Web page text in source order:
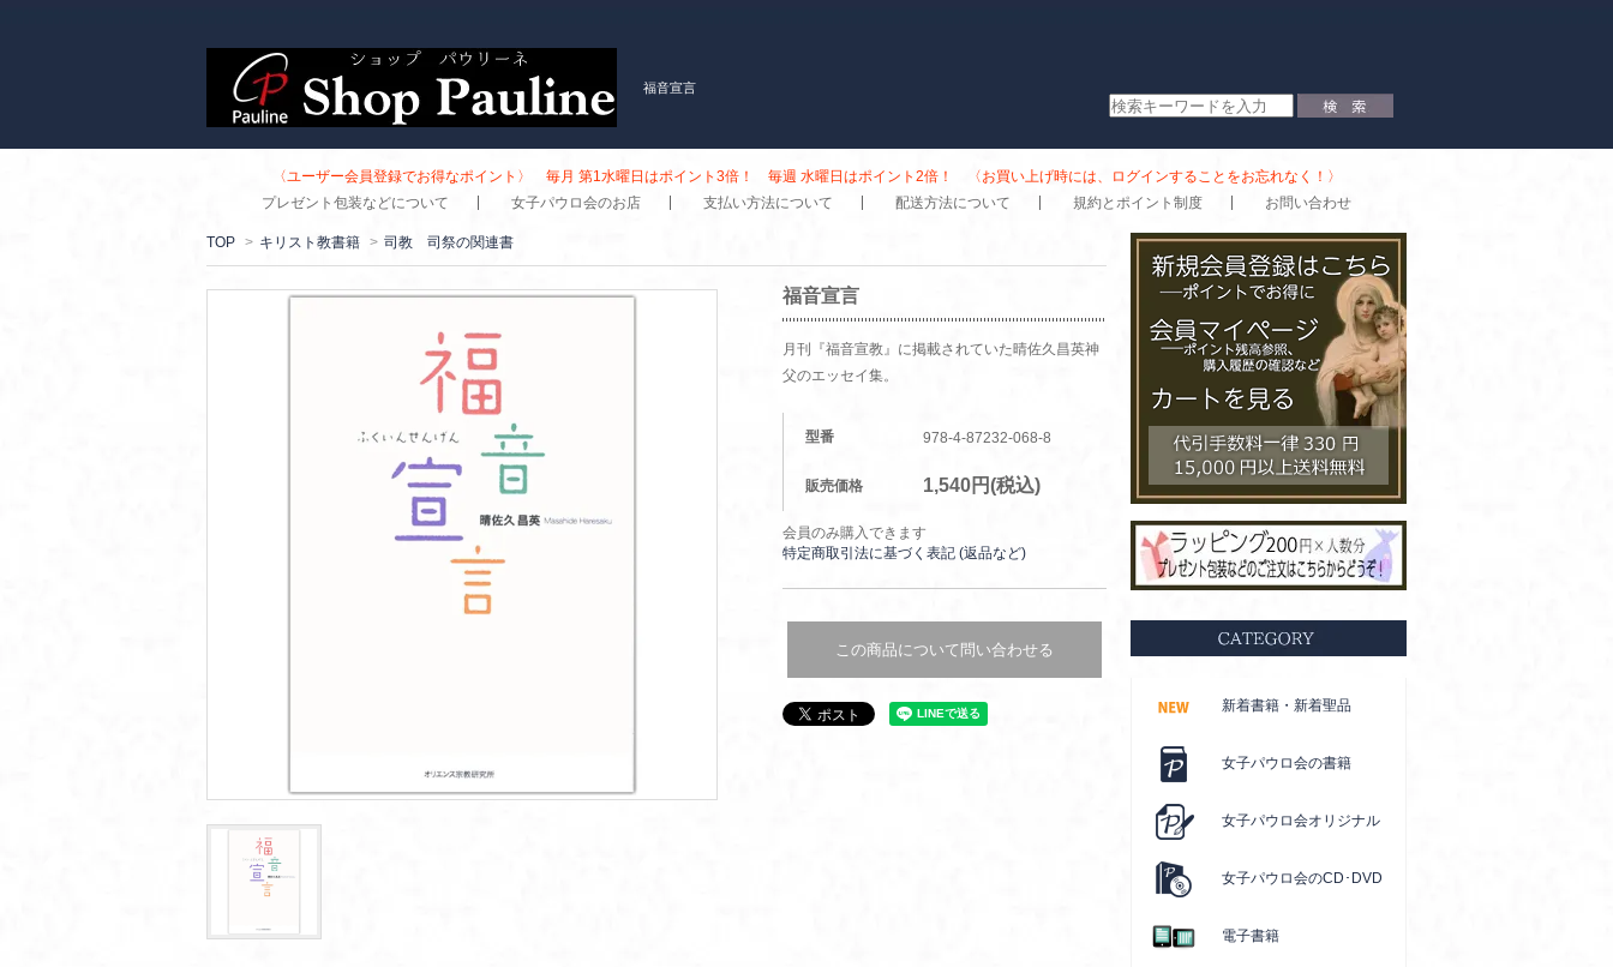
福音宣言
〈ユーザー会員登録でお得なポイント〉 毎月 第1水曜日はポイント3倍！ 毎週 水曜日はポイント2倍！ 〈お買い上げ時には、ログインすることをお忘れなく！〉
プレゼント包装などについて
女子パウロ会のお店 支払い方法について 配送方法について 規約とポイント制度 お問い合わせ
TOP > キリスト教書籍 > 司教 司祭の関連書
福音宣言
月刊『福音宣教』に掲載されていた晴佐久昌英神
父のエッセイ集。
型番 978-4-87232-068-8
販売価格 1,540円(税込)
会員のみ購入できます
特定商取引法に基づく表記 (返品など)
この商品について問い合わせる
新着書籍・新着聖品
女子パウロ会の書籍
女子パウロ会オリジナル
女子パウロ会のCD･DVD
電子書籍